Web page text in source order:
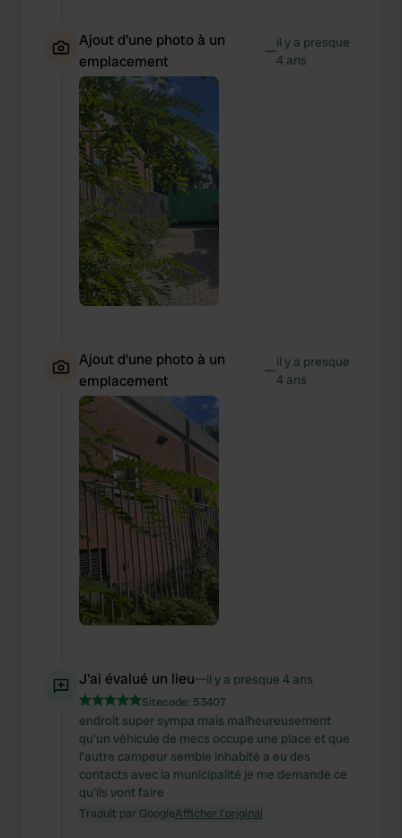
Ajout d'une photo à un
emplacement
—il y a presque
4 ans
Ajout d'une photo à un
emplacement
—il y a presque
4 ans
J'ai évalué un lieu—il y a presque 4 ans
Sitecode: 53407
endroit super sympa mais malheureusement
qu'un véhicule de mecs occupe une place et que
l'autre campeur semble inhabité a eu des
contacts avec la municipalité je me demande ce
qu'ils vont faire
Traduit par GoogleAfficher l'original